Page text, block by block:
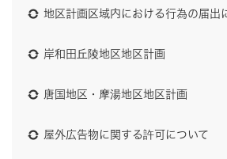
地区計画区域内における行為の届出
岸和田丘陵地区地区計画
唐国地区・摩湯地区地区計画
屋外広告物に関する許可について